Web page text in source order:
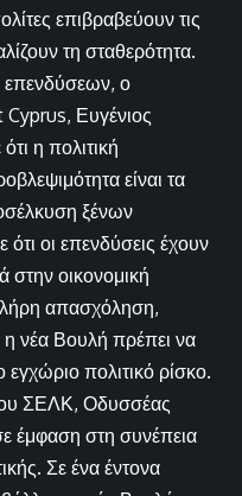
επιβραβεύουν τις
τη σταθερότητα.
ο
Ευγένιος
η πολιτική
είναι τα
ξένων
οι επενδύσεις έχουν
στην οικονομική
απασχόληση,
η νέα Βουλή πρέπει να
εγχώριο πολιτικό ρίσκο.
ΣΕΛΚ, Οδυσσέας
έμφαση στη συνέπεια
Σε ένα έντονα